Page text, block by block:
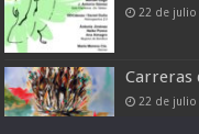
22 de julio
Carreras
22 de julio